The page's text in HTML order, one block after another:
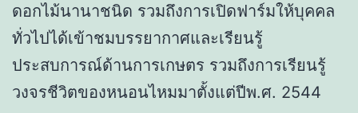
ดอกไม้นานาชนิด รวมถึงการเปิดฟาร์มให้บุคคล
ทั่วไปได้เข้าชมบรรยากาศและเรียนรู้
ประสบการณ์ด้านการเกษตร รวมถึงการเรียนรู้
วงจรชีวิตของหนอนไหมมาตั้งแต่ปีพ.ศ. 2544